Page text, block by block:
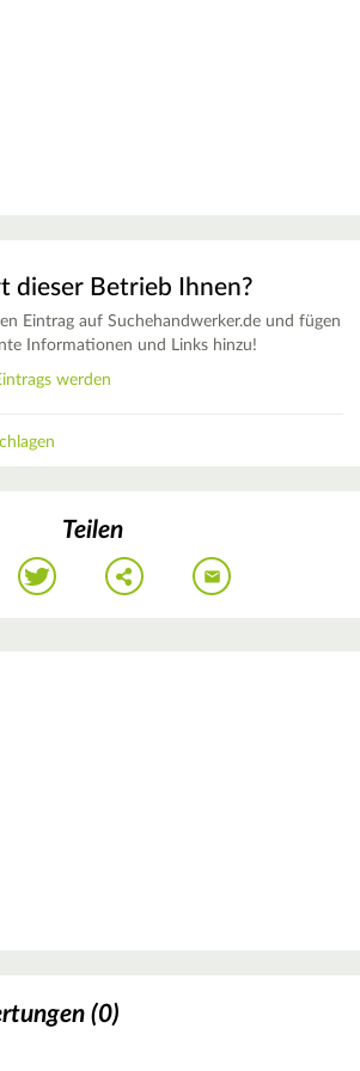
dieser Betrieb Ihnen?
Eintrag auf Suchehandwerker.de und fügen
Informationen und Links hinzu!
werden
Teilen
(0)